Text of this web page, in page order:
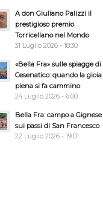
A don Giuliano Palizzi il
prestigioso premio
Torricellano nel Mondo
31 Luglio 2026 - 18:30
«Bella Fra» sulle spiagge di
Cesenatico: quando la gioia
piena si fa cammino
24 Luglio 2026 - 6:00
Bella Fra: campo a Gignese
sui passi di San Francesco
22 Luglio 2026 - 19:01